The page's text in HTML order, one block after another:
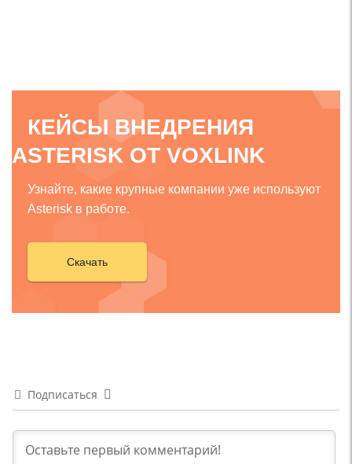
КЕЙСЫ ВНЕДРЕНИЯ
ASTERISK ОТ VOXLINK
Узнайте, какие крупные компании уже используют
Asterisk в работе.
Скачать
Подписаться